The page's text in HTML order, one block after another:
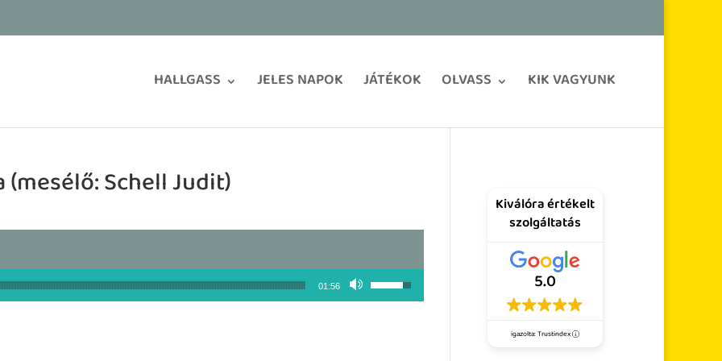
HALLGASS JELES NAPOK JÁTÉKOK OLVASS KIK VAGYUNK
(mesélő: Schell Judit)
01:56
A hangerő növeléséhez, illetőleg csökkentéséhez a Fel/Le
Kiválóra értékelt
szolgáltatás
5.0
igazolta: Trustindex